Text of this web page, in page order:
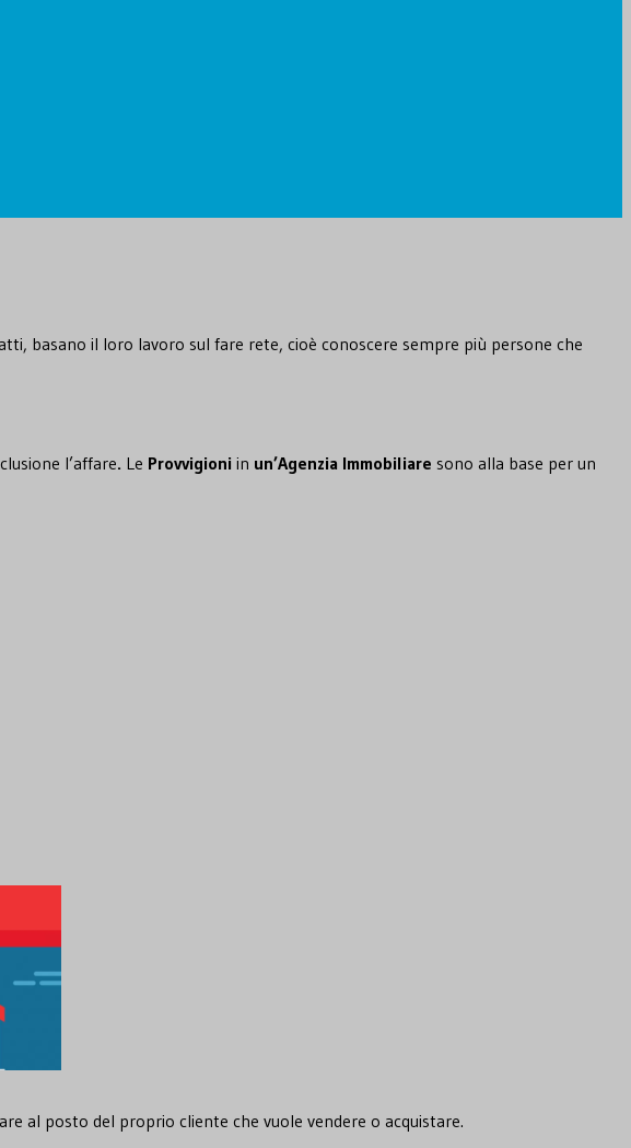
basano il loro lavoro sul fare rete, cioè conoscere sempre più persone che
l’affare. Le Provvigioni in un’Agenzia Immobiliare sono alla base per un
al posto del proprio cliente che vuole vendere o acquistare.